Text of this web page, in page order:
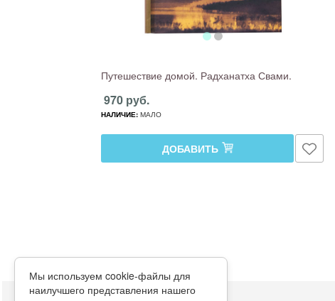
Путешествие домой. Радханатха Свами.
970 руб.
НАЛИЧИЕ: МАЛО
ДОБАВИТЬ
Мы используем cookie-файлы для
наилучшего представления нашего